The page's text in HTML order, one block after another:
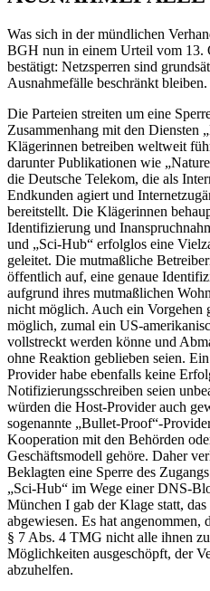
Was sich in der mündlichen
BGH nun in einem Urteil vom 13.
bestätigt: Netzsperren sind
Ausnahmefälle beschränkt bleiben.
Die Parteien streiten um eine
Zusammenhang mit den Diensten
Klägerinnen betreiben weltweit
darunter Publikationen wie
die Deutsche Telekom, die als
Endkunden agiert und
bereitstellt. Die Klägerinnen
Identifizierung und
und „Sci-Hub“ erfolglos eine
geleitet. Die mutmaßliche
öffentlich auf, eine genaue
aufgrund ihres mutmaßlichen
nicht möglich. Auch ein Vorgehen
möglich, zumal ein US-
vollstreckt werden könne und
ohne Reaktion geblieben seien.
Provider habe ebenfalls keine
Notifizierungsschreiben seien
würden die Host-Provider auch
sogenannte „Bullet-Proof“-
Kooperation mit den Behörden
Geschäftsmodell gehöre. Daher
Beklagten eine Sperre des
„Sci-Hub“ im Wege einer DNS-
München I gab der Klage statt,
abgewiesen. Es hat angenommen,
§ 7 Abs. 4 TMG nicht alle ihnen
Möglichkeiten ausgeschöpft, der
abzuhelfen.